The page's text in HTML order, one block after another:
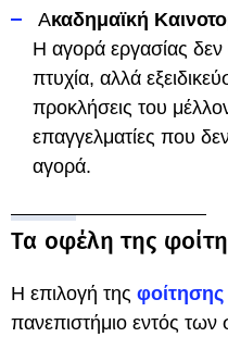
Ακαδημαϊκή
Η αγορά εργασίας
πτυχία, αλλά
προκλήσεις του
επαγγελματίες που
αγορά.
Τα οφέλη της
Η επιλογή της φοίτησης
πανεπιστήμιο εντός